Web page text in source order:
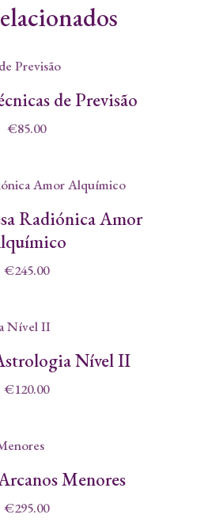
de Previsão
€85.00
Radiónica Amor
€245.00
Nível II
€120.00
Menores
€295.00